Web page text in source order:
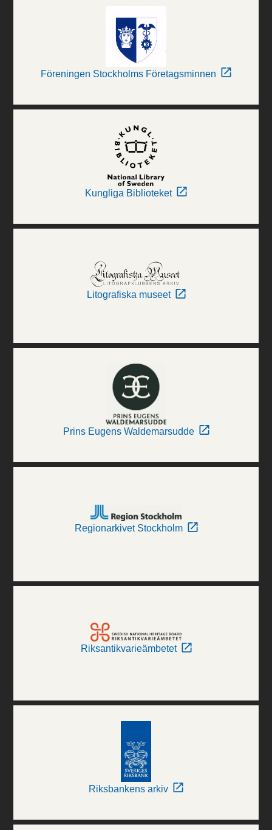
Föreningen Stockholms Företagsminnen
Kungliga Biblioteket
Litografiska museet
Prins Eugens Waldemarsudde
Regionarkivet Stockholm
Riksantikvarieämbetet
Riksbankens arkiv